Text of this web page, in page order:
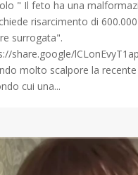
" Il feto ha una
risarcimento di
surrogata".
share.google/
molto scalpore la
cui una...